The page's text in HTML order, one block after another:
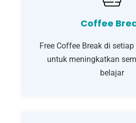
Coffee
Free Coffee Break di
untuk meningkatkan
belajar